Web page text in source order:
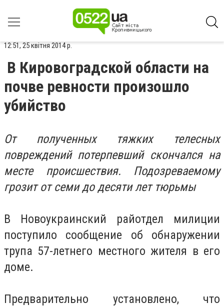
12:51, 25 квітня 2014 р.
В Кировоградской области на
почве ревности произошло
убийство
От полученных тяжких телесных
повреждений потерпевший скончался на
месте происшествия. Подозреваемому
грозит от семи до десяти лет тюрьмы
В Новоукраинский райотдел милиции
поступило сообщение об обнаружении
трупа 57-летнего местного жителя в его
доме.
Предварительно установлено, что